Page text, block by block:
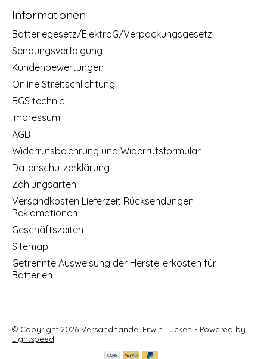
Informationen
Batteriegesetz/ElektroG/Verpackungsgesetz
Sendungsverfolgung
Kundenbewertungen
Online Streitschlichtung
BGS technic
Impressum
AGB
Widerrufsbelehrung und Widerrufsformular
Datenschutzerklärung
Zahlungsarten
Versandkosten Lieferzeit Rücksendungen
Reklamationen
Geschäftszeiten
Sitemap
Getrennte Ausweisung der Herstellerkosten für
Batterien
© Copyright 2026 Versandhandel Erwin Lücken - Powered by
Lightspeed